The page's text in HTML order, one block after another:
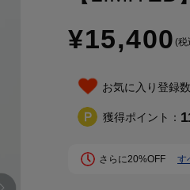
¥15,400 (税
お気に入り登録数
獲得ポイント：
さらに20%OFF す